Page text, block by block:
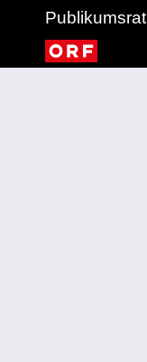
Publikumsrat